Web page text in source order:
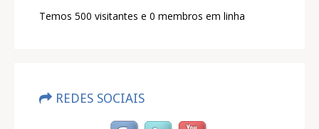
Temos 500 visitantes e 0 membros em linha
REDES SOCIAIS